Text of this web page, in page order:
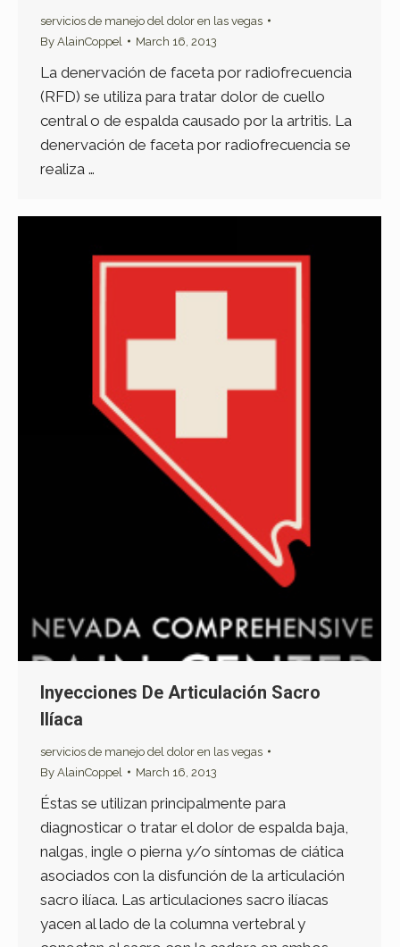
servicios de manejo del dolor en las vegas
By AlainCoppel March 16, 2013
La denervación de faceta por radiofrecuencia
(RFD) se utiliza para tratar dolor de cuello
central o de espalda causado por la artritis. La
denervación de faceta por radiofrecuencia se
realiza …
Inyecciones De Articulación Sacro
Ilíaca
servicios de manejo del dolor en las vegas
By AlainCoppel March 16, 2013
Éstas se utilizan principalmente para
diagnosticar o tratar el dolor de espalda baja,
nalgas, ingle o pierna y/o síntomas de ciática
asociados con la disfunción de la articulación
sacro ilíaca. Las articulaciones sacro ilíacas
yacen al lado de la columna vertebral y